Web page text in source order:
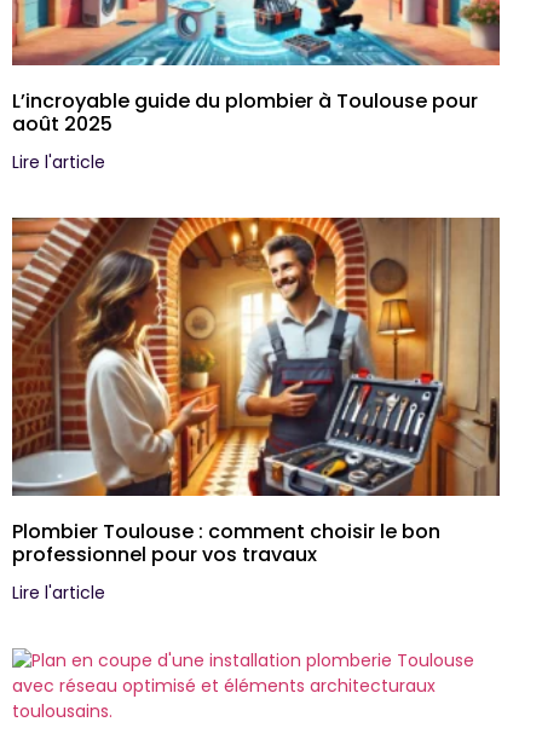
L’incroyable guide du plombier à Toulouse pour
août 2025
Lire l'article
Plombier Toulouse : comment choisir le bon
professionnel pour vos travaux
Lire l'article